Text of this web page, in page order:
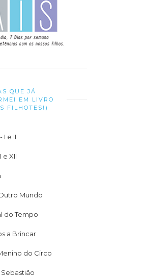
QUE JÁ
EM LIVRO
FILHOTES!)
I e II
e XII
Mundo
do Tempo
a Brincar
do Circo